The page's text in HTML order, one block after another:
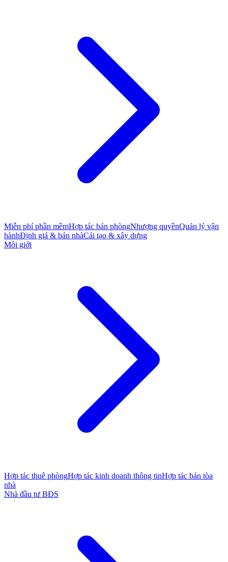
Miễn phí phần mềmHợp tác bán phòngNhượng quyềnQuản lý vận
hànhĐịnh giá & bán nhàCải tạo & xây dựng
Môi giới
Hợp tác thuê phòngHợp tác kinh doanh thông tinHợp tác bán tòa
nhà
Nhà đầu tư BĐS